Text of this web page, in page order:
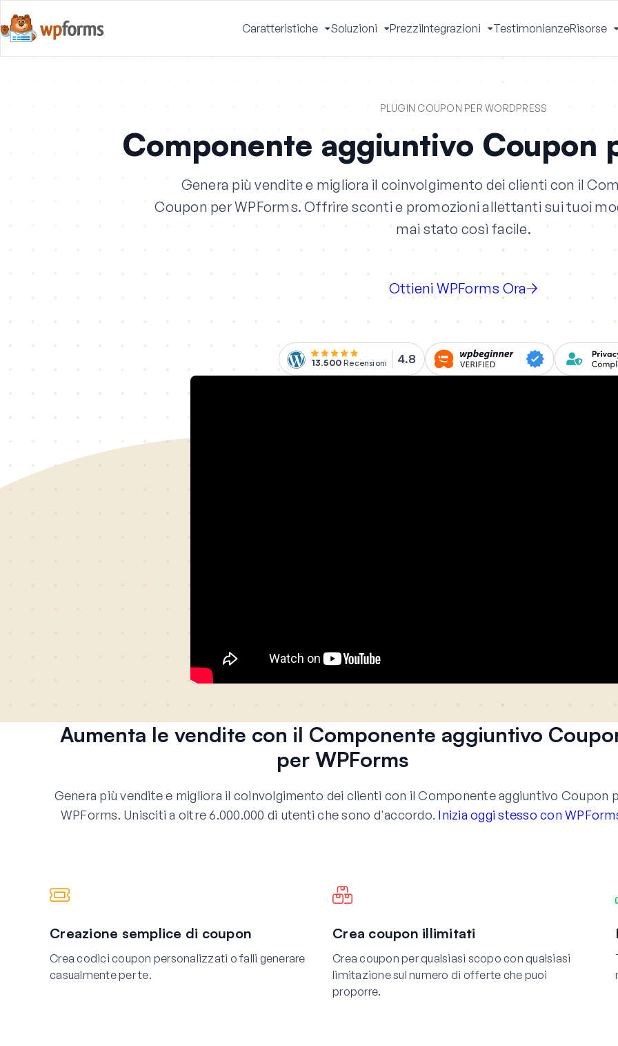
Caratteristiche
Apri
Menu
Soluzioni
Apri
Menu
PrezziIntegrazioni
Apri
Menu
TestimonianzeRisorse
PLUGIN COUPON PER WORDPRESS
Componente aggiuntivo Coupon
Genera più vendite e migliora il coinvolgimento dei clienti con il
Coupon per WPForms. Offrire sconti e promozioni allettanti sui tuoi
mai stato così facile.
Ottieni WPForms Ora
13.500 Recensioni 4.8
Aumenta le vendite con il Componente aggiuntivo
per WPForms
Genera più vendite e migliora il coinvolgimento dei clienti con il Componente aggiuntivo Coupon
WPForms. Unisciti a oltre 6.000.000 di utenti che sono d'accordo. Inizia oggi stesso con
Creazione semplice di coupon
Crea codici coupon personalizzati o falli generare
casualmente per te.
Crea coupon illimitati
Crea coupon per qualsiasi scopo con qualsiasi
limitazione sul numero di offerte che puoi
proporre.